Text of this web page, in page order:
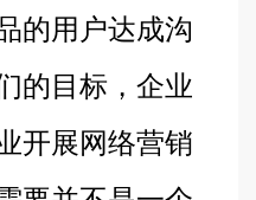
的用户达成沟
的目标，企业
开展网络营销